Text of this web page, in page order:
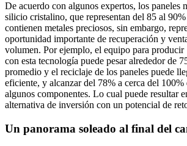
De acuerdo con algunos expertos, los paneles
silicio cristalino, que representan del 85 al
contienen metales preciosos, sin embargo,
oportunidad importante de recuperación y
volumen. Por ejemplo, el equipo para
con esta tecnología puede pesar alrededor de
promedio y el reciclaje de los paneles puede
eficiente, y alcanzar del 78% a cerca del 100%
algunos componentes. Lo cual puede resultar
alternativa de inversión con un potencial de
Un panorama soleado al final del